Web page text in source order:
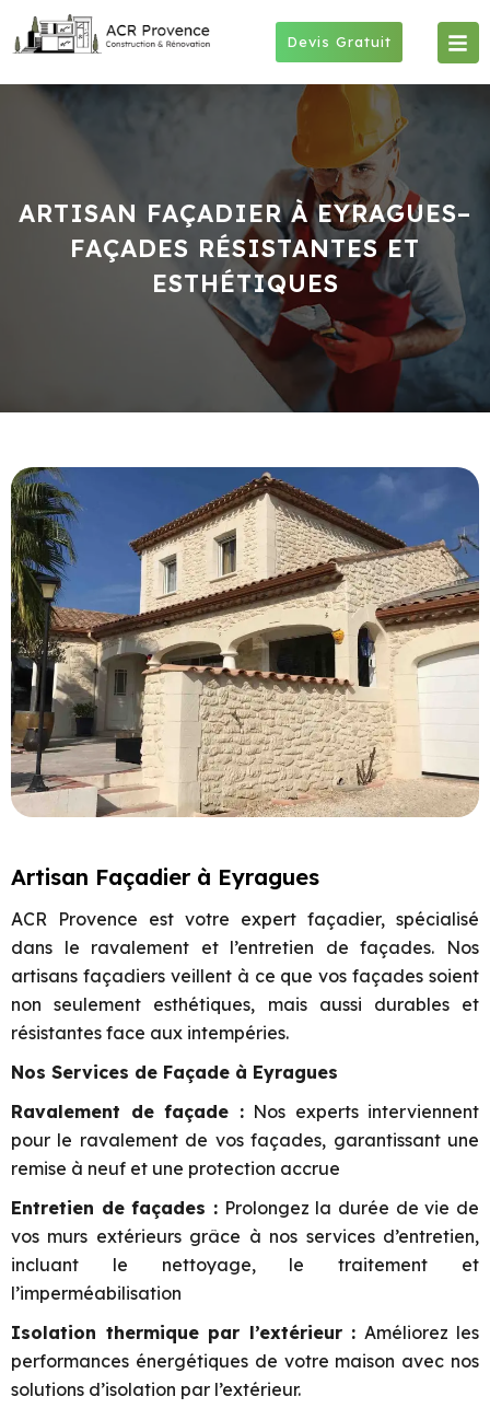
Devis Gratuit
ARTISAN FAÇADIER À EYRAGUES–
FAÇADES RÉSISTANTES ET
ESTHÉTIQUES
Artisan Façadier à Eyragues
ACR Provence est votre expert façadier, spécialisé
dans le ravalement et l’entretien de façades. Nos
artisans façadiers veillent à ce que vos façades soient
non seulement esthétiques, mais aussi durables et
résistantes face aux intempéries.
Nos Services de Façade à Eyragues
Ravalement de façade :Nos experts interviennent
pour le ravalement de vos façades, garantissant une
remise à neuf et une protection accrue
Entretien de façades : Prolongez la durée de vie de
vos murs extérieurs grâce à nos services d’entretien,
incluant le nettoyage, le traitement et
l’imperméabilisation
Isolation thermique par l’extérieur : Améliorez les
performances énergétiques de votre maison avec nos
solutions d’isolation par l’extérieur.